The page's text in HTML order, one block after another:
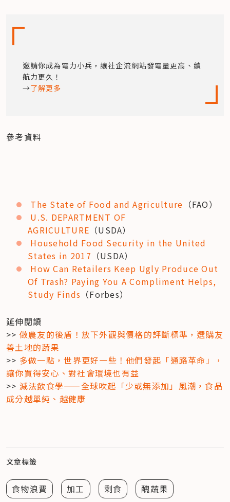
邀請你成為電力小兵，讓社企流網站發電量更高、續
航力更久！
→了解更多
參考資料
The State of Food and Agriculture （FAO）
U.S. DEPARTMENT OF
AGRICULTURE （USDA）
Household Food Security in the United
States in 2017 （USDA）
How Can Retailers Keep Ugly Produce Out
Of Trash? Paying You A Compliment Helps,
Study Finds （Forbes）
延伸閱讀
>> 做農友的後盾！放下外觀與價格的評斷標準，選購友
善土地的蔬果
>> 多做一點，世界更好一些！他們發起「通路革命」，
讓你買得安心、對社會環境也有益
>> 減法飲食學——全球吹起「少或無添加」風潮，食品
成分越單純、越健康
文章標籤
食物浪費 加工 剩食 醜蔬果